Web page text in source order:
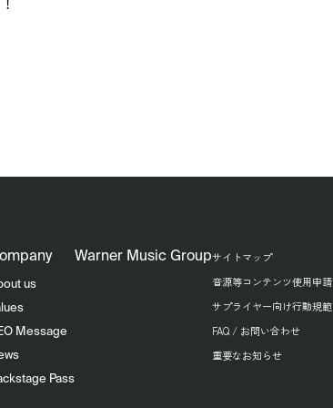
us
Message
Pass
Warner Music Groupサイトマップ
音源等コンテンツ使用申請
サプライヤー向け行動規範
FAQ / お問い合わせ
重要なお知らせ